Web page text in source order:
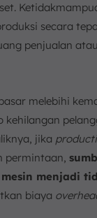
Pasar
Penggunaan
Pengambilan
Just-
Sistem
dan
secara
penjualan
melebihi
kehilangan
jika
permintaan,
menjadi
biaya